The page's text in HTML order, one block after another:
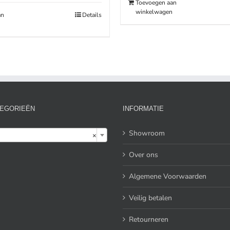
Details
Toevoegen aan
winkelwagen
×
INFORMATIE
Showroom
Over ons
Algemene Voorwaarden
Veilig betalen
Retourneren